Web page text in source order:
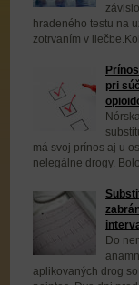
hradeného testu na
zotrvaním v
pri
má svoj prínos aj u
nelegálne drogy.
Do
aplikovaných drog